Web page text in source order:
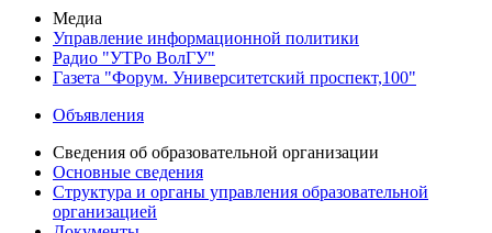
Медиа
Управление информационной политики
Радио "УТРо ВолГУ"
Газета "Форум. Университетский проспект,100"
Объявления
Сведения об образовательной организации
Основные сведения
Структура и органы управления образовательной
организацией